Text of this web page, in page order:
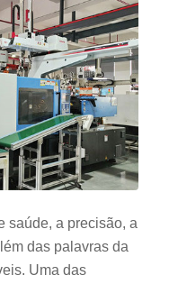
saúde, a precisão, a
das palavras da
Uma das